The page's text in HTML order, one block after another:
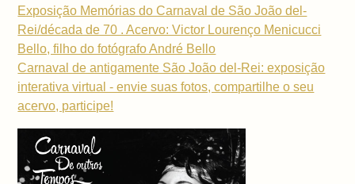
Exposição Memórias do Carnaval de São João del-
Rei/década de 70 . Acervo: Victor Lourenço Menicucci
Bello, filho do fotógrafo André Bello
Carnaval de antigamente São João del-Rei: exposição
interativa virtual - envie suas fotos, compartilhe o seu
acervo, participe!